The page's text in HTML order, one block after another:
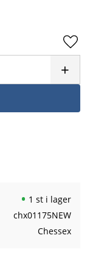
+
1 st i lager
chx01175NEW
Chessex